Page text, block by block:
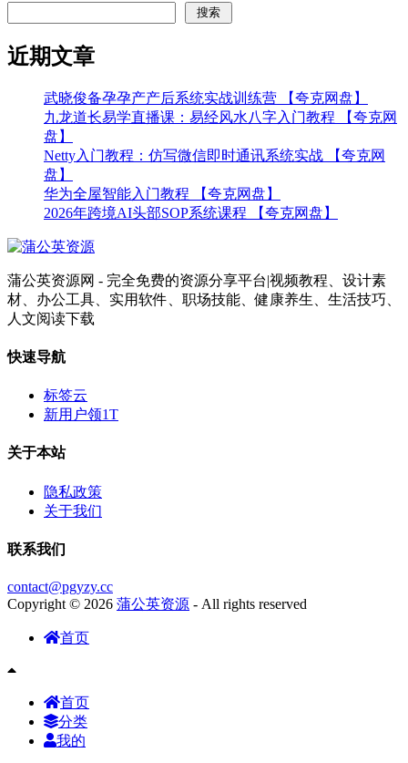
搜索
近期文章
武晓俊备孕孕产产后系统实战训练营 【夸克网盘】
九龙道长易学直播课：易经风水八字入门教程 【夸克网
盘】
Netty入门教程：仿写微信即时通讯系统实战 【夸克网
盘】
华为全屋智能入门教程 【夸克网盘】
2026年跨境AI头部SOP系统课程 【夸克网盘】
蒲公英资源网 - 完全免费的资源分享平台|视频教程、设计素
材、办公工具、实用软件、职场技能、健康养生、生活技巧、
人文阅读下载
快速导航
标签云
新用户领1T
关于本站
隐私政策
关于我们
联系我们
contact@pgyzy.cc
Copyright © 2026 蒲公英资源 - All rights reserved
首页
首页
分类
我的